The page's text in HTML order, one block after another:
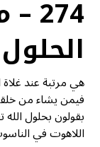
الحلول
هي مرتبة عند
فيمن يشاء من
بقولون بحلول
اللاهوت في